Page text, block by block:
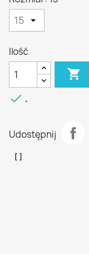
Ilość

 .
Udostępnij